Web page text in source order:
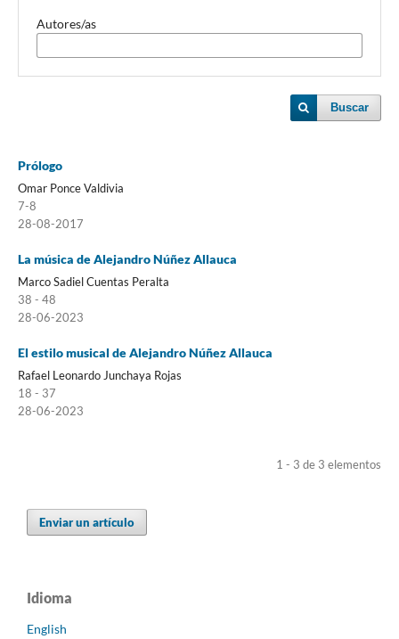
Autores/as
Buscar
Prólogo
Omar Ponce Valdivia
7-8
28-08-2017
La música de Alejandro Núñez Allauca
Marco Sadiel Cuentas Peralta
38 - 48
28-06-2023
El estilo musical de Alejandro Núñez Allauca
Rafael Leonardo Junchaya Rojas
18 - 37
28-06-2023
1 - 3 de 3 elementos
Enviar un artículo
Idioma
English